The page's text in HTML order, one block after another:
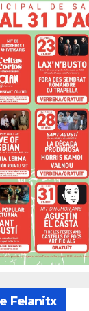
Felanitx